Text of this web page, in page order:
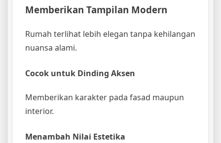
Memberikan Tampilan Modern
Rumah terlihat lebih elegan tanpa kehilangan
nuansa alami.
Cocok untuk Dinding Aksen
Memberikan karakter pada fasad maupun
interior.
Menambah Nilai Estetika